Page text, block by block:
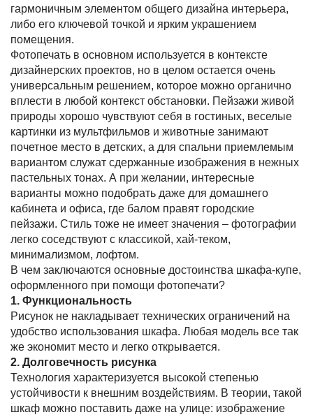
гармоничным элементом общего дизайна интерьера,
либо его ключевой точкой и ярким украшением
помещения.
Фотопечать в основном используется в контексте
дизайнерских проектов, но в целом остается очень
универсальным решением, которое можно органично
вплести в любой контекст обстановки. Пейзажи живой
природы хорошо чувствуют себя в гостиных, веселые
картинки из мультфильмов и животные занимают
почетное место в детских, а для спальни приемлемым
вариантом служат сдержанные изображения в нежных
пастельных тонах. А при желании, интересные
варианты можно подобрать даже для домашнего
кабинета и офиса, где балом правят городские
пейзажи. Стиль тоже не имеет значения – фотографии
легко соседствуют с классикой, хай-теком,
минимализмом, лофтом.
В чем заключаются основные достоинства шкафа-купе,
оформленного при помощи фотопечати?
1. Функциональность
Рисунок не накладывает технических ограничений на
удобство использования шкафа. Любая модель все так
же экономит место и легко открывается.
2. Долговечность рисунка
Технология характеризуется высокой степенью
устойчивости к внешним воздействиям. В теории, такой
шкаф можно поставить даже на улице: изображение